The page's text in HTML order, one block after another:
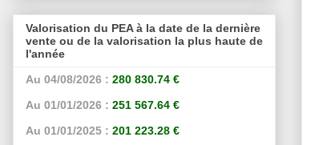
Valorisation du PEA à la date de la dernière
vente ou de la valorisation la plus haute de
l'année
Au 04/08/2026 : 280 830.74 €
Au 01/01/2026 : 251 567.64 €
Au 01/01/2025 : 201 223.28 €